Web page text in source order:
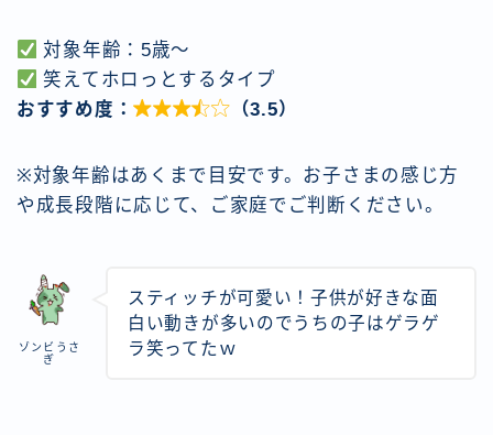
対象年齢：5歳〜
笑えてホロっとするタイプ
おすすめ度： （3.5）
※対象年齢はあくまで目安です。お子さまの感じ方
や成長段階に応じて、ご家庭でご判断ください。
ゾンビうさ
ぎ
スティッチが可愛い！子供が好きな面
白い動きが多いのでうちの子はゲラゲ
ラ笑ってたｗ